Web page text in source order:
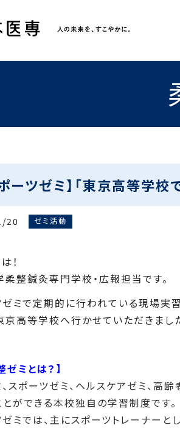
ーツゼミ】「東京高等学校
20 ゼミ活動
！
柔整鍼灸専門学校・広報担当です。
ミで定期的に行われている現場実習
高等学校へ行かせていただきまし
ゼミとは？】
スポーツゼミ、ヘルスケアゼミ、高
ができる本校独自の学習制度です。
ミでは、主にスポーツトレーナー